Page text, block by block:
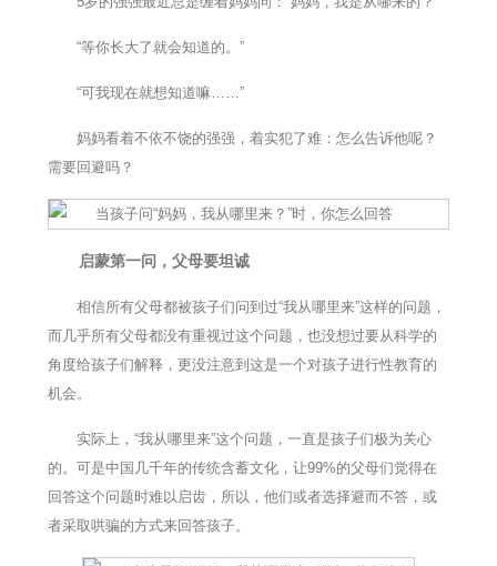
“等你长大了就会知道的。”
“可我现在就想知道嘛……”
妈妈看着不依不饶的强强，着实犯了难：怎么告诉他呢？
需要回避吗？
启蒙第一问，父母要坦诚
相信所有父母都被孩子们问到过“我从哪里来”这样的问题，
而几乎所有父母都没有重视过这个问题，也没想过要从科学的
角度给孩子们解释，更没注意到这是一个对孩子进行性教育的
机会。
实际上，“我从哪里来”这个问题，一直是孩子们极为关心
的。可是中国几千年的传统含蓄文化，让99%的父母们觉得在
回答这个问题时难以启齿，所以，他们或者选择避而不答，或
者采取哄骗的方式来回答孩子。